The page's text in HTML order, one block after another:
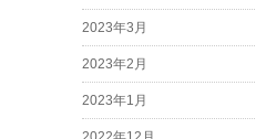
2023年3月
2023年2月
2023年1月